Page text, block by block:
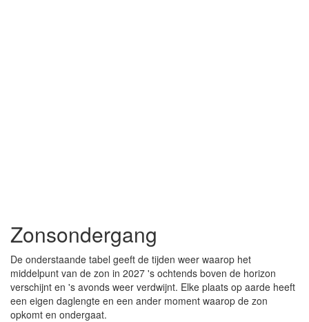
Zonsondergang
De onderstaande tabel geeft de tijden weer waarop het
middelpunt van de zon in 2027 's ochtends boven de horizon
verschijnt en 's avonds weer verdwijnt. Elke plaats op aarde heeft
een eigen daglengte en een ander moment waarop de zon
opkomt en ondergaat.